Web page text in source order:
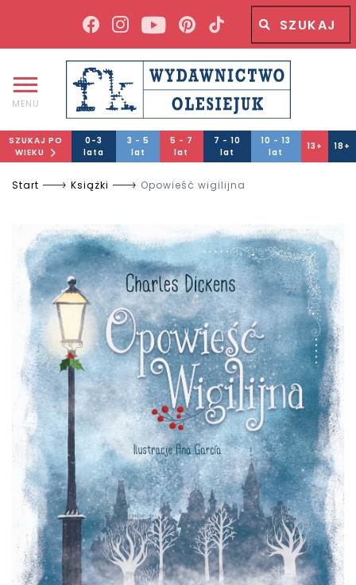
Wyszukiwana fraza
MENU
SZUKAJ PO
WIEKU
0-3
lata
3 - 5
lat
5 - 7
lat
7 - 10
lat
10 - 13
lat
13+ 18+
Start Książki Opowieść wigilijna